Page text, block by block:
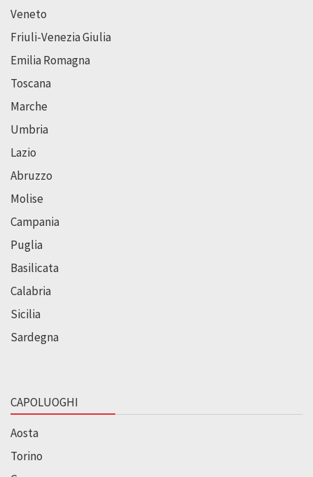
Veneto
Friuli-Venezia Giulia
Emilia Romagna
Toscana
Marche
Umbria
Lazio
Abruzzo
Molise
Campania
Puglia
Basilicata
Calabria
Sicilia
Sardegna
CAPOLUOGHI
Aosta
Torino